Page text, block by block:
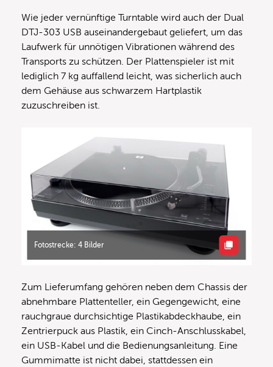
Wie jeder vernünftige Turntable wird auch der Dual
DTJ-303 USB auseinandergebaut geliefert, um das
Laufwerk für unnötigen Vibrationen während des
Transports zu schützen. Der Plattenspieler ist mit
lediglich 7 kg auffallend leicht, was sicherlich auch
dem Gehäuse aus schwarzem Hartplastik
zuzuschreiben ist.
Fotostrecke: 4 Bilder
Zum Lieferumfang gehören neben dem Chassis der
abnehmbare Plattenteller, ein Gegengewicht, eine
rauchgraue durchsichtige Plastikabdeckhaube, ein
Zentrierpuck aus Plastik, ein Cinch-Anschlusskabel,
ein USB-Kabel und die Bedienungsanleitung. Eine
Gummimatte ist nicht dabei, stattdessen ein